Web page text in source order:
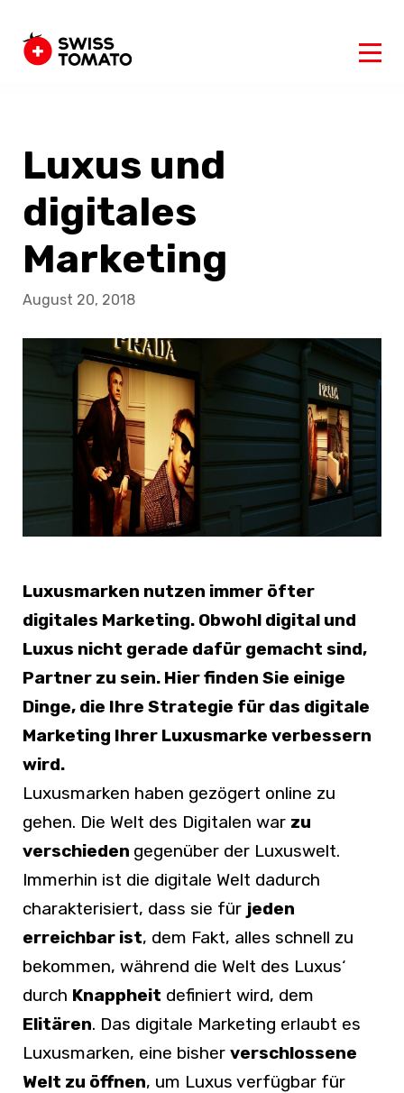
Luxus und
digitales
Marketing
August 20, 2018
Luxusmarken nutzen immer öfter
digitales Marketing. Obwohl digital und
Luxus nicht gerade dafür gemacht sind,
Partner zu sein. Hier finden Sie einige
Dinge, die Ihre Strategie für das digitale
Marketing Ihrer Luxusmarke verbessern
wird.
Luxusmarken haben gezögert online zu
gehen. Die Welt des Digitalen war zu
verschieden gegenüber der Luxuswelt.
Immerhin ist die digitale Welt dadurch
charakterisiert, dass sie für jeden
erreichbar ist, dem Fakt, alles schnell zu
bekommen, während die Welt des Luxus‘
durch Knappheit definiert wird, dem
Elitären. Das digitale Marketing erlaubt es
Luxusmarken, eine bisher verschlossene
Welt zu öffnen, um Luxus verfügbar für